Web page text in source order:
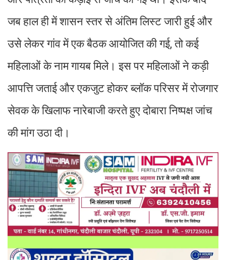
जब हाल ही में शासन स्तर से अंतिम लिस्ट जारी हुई और
उसे लेकर गांव में एक बैठक आयोजित की गई, तो कई
महिलाओं के नाम गायब मिले। इस पर महिलाओं ने कड़ी
आपत्ति जताई और एकजुट होकर ब्लॉक परिसर में रोजगार
सेवक के खिलाफ नारेबाजी करते हुए दोबारा निष्पक्ष जांच
की मांग उठा दी।